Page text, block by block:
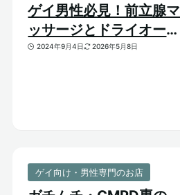
ゲイ男性必見！前立腺マ
ッサージとドライオーガ
ズム【はじめての前立腺
2024年9月4日 2026年5月8日
ゲイ向け・男性専門のお店